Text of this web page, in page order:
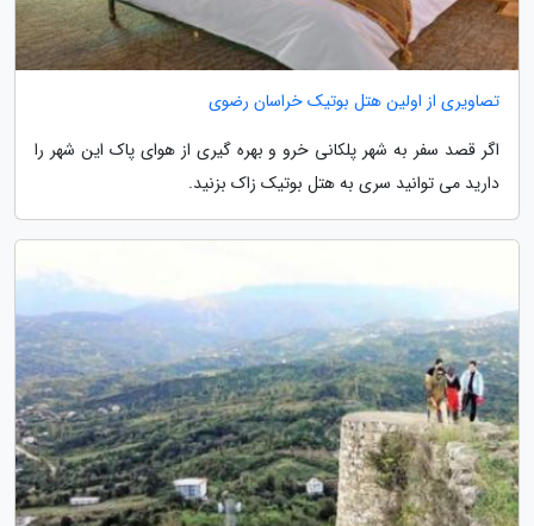
تصاویری از اولین هتل بوتیک خراسان رضوی
اگر قصد سفر به شهر پلکانی خرو و بهره گیری از هوای پاک این شهر را
دارید می توانید سری به هتل بوتیک زاک بزنید.